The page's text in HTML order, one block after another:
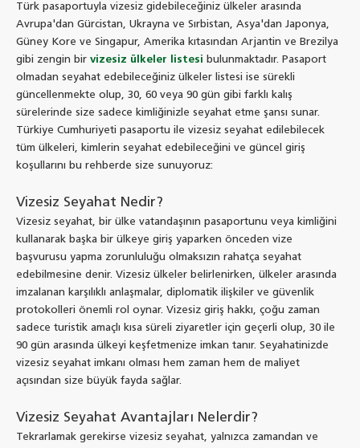
Türk pasaportuyla vizesiz gidebileceğiniz ülkeler arasında
Avrupa'dan Gürcistan, Ukrayna ve Sırbistan, Asya'dan Japonya,
Güney Kore ve Singapur, Amerika kıtasından Arjantin ve Brezilya
gibi zengin bir vizesiz ülkeler listesi bulunmaktadır. Pasaport
olmadan seyahat edebileceğiniz ülkeler listesi ise sürekli
güncellenmekte olup, 30, 60 veya 90 gün gibi farklı kalış
sürelerinde size sadece kimliğinizle seyahat etme şansı sunar.
Türkiye Cumhuriyeti pasaportu ile vizesiz seyahat edilebilecek
tüm ülkeleri, kimlerin seyahat edebileceğini ve güncel giriş
koşullarını bu rehberde size sunuyoruz:
Vizesiz Seyahat Nedir?
Vizesiz seyahat, bir ülke vatandaşının pasaportunu veya kimliğini
kullanarak başka bir ülkeye giriş yaparken önceden vize
başvurusu yapma zorunluluğu olmaksızın rahatça seyahat
edebilmesine denir. Vizesiz ülkeler belirlenirken, ülkeler arasında
imzalanan karşılıklı anlaşmalar, diplomatik ilişkiler ve güvenlik
protokolleri önemli rol oynar. Vizesiz giriş hakkı, çoğu zaman
sadece turistik amaçlı kısa süreli ziyaretler için geçerli olup, 30 ile
90 gün arasında ülkeyi keşfetmenize imkan tanır. Seyahatinizde
vizesiz seyahat imkanı olması hem zaman hem de maliyet
açısından size büyük fayda sağlar.
Vizesiz Seyahat Avantajları Nelerdir?
Tekrarlamak gerekirse vizesiz seyahat, yalnızca zamandan ve